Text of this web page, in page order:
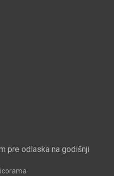
pre odlaska na godišnji